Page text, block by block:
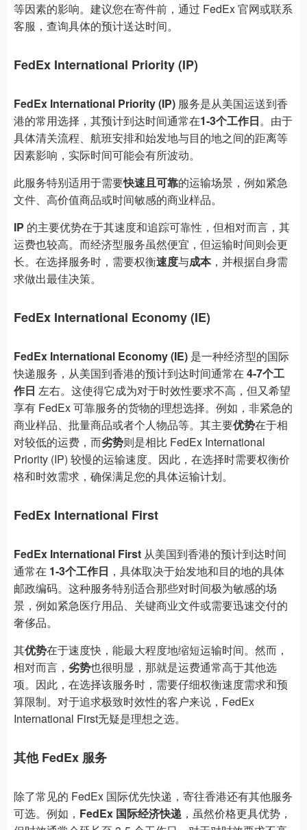
等因素的影响。建议您在寄件前，通过 FedEx 官网或联系
客服，查询具体的预计送达时间。
FedEx International Priority (IP)
FedEx International Priority (IP) 服务是从美国运送到香
港的常用选择，其预计到达时间通常在1-3个工作日。由于
具体清关流程、航班安排和始发地与目的地之间的距离等
因素影响，实际时间可能会有所波动。
此服务特别适用于需要快速且可靠的运输场景，例如紧急
文件、高价值商品或时间敏感的商业样品。
IP 的主要优势在于其速度和追踪可靠性，但相对而言，其
运费也较高。而经济型服务虽然便宜，但运输时间则会更
长。在选择服务时，需要权衡速度与成本，并根据自身需
求做出最佳决策。
FedEx International Economy (IE)
FedEx International Economy (IE) 是一种经济型的国际
快递服务，从美国到香港的预计到达时间通常在 4-7个工
作日 左右。这使得它成为对于时效性要求不高，但又希望
享有 FedEx 可靠服务的货物的理想选择。例如，非紧急的
商业样品、批量商品或者个人物品等。其主要优势在于相
对较低的运费，而劣势则是相比 FedEx International
Priority (IP) 较慢的运输速度。因此，在选择时需要权衡价
格和时效需求，确保满足您的具体运输计划。
FedEx International First
FedEx International First 从美国到香港的预计到达时间
通常在 1-3个工作日 ，具体取决于始发地和目的地的具体
邮政编码。这种服务特别适合那些对时间极为敏感的场
景，例如紧急医疗用品、关键商业文件或需要迅速交付的
奢侈品。
其优势在于速度快，能最大程度地缩短运输时间。然而，
相对而言， 劣势也很明显，那就是运费通常高于其他选
项。因此，在选择该服务时，需要仔细权衡速度需求和预
算限制。对于追求极致时效性的客户来说，FedEx
International First无疑是理想之选。
其他 FedEx 服务
除了常见的 FedEx 国际优先快递，寄往香港还有其他服务
可选。例如， FedEx 国际经济快递 ，虽然价格更具优势，